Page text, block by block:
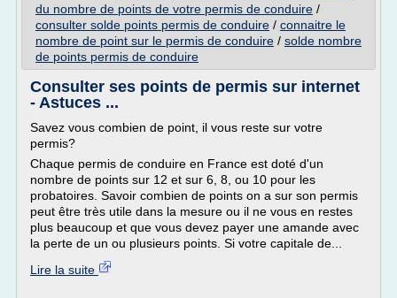
du nombre de points de votre permis de conduire /
consulter solde points permis de conduire / connaitre le
nombre de point sur le permis de conduire / solde nombre
de points permis de conduire
Consulter ses points de permis sur internet
- Astuces ...
Savez vous combien de point, il vous reste sur votre
permis?
Chaque permis de conduire en France est doté d'un
nombre de points sur 12 et sur 6, 8, ou 10 pour les
probatoires. Savoir combien de points on a sur son permis
peut être très utile dans la mesure ou il ne vous en restes
plus beaucoup et que vous devez payer une amande avec
la perte de un ou plusieurs points. Si votre capitale de...
Lire la suite